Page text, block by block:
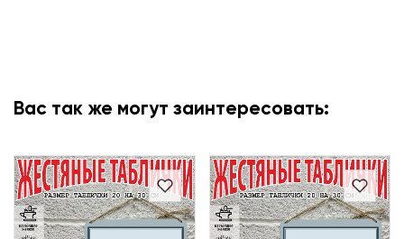
Вас так же могут заинтересовать: